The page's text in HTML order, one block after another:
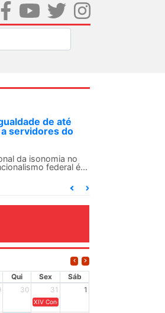
SN participa da instalação
sobre democratização das IFE
feira (31), da reunião de instalação...
Qui Sex
Sáb
30 31 1
XIV Congresso Brasileiro de